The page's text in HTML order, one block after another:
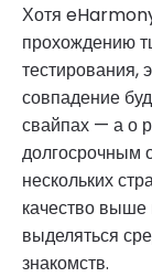
Хотя
прохождению
тестирования,
совпадение
свайпах — а о
долгосрочным
нескольких
качество
выделяться
знакомств.